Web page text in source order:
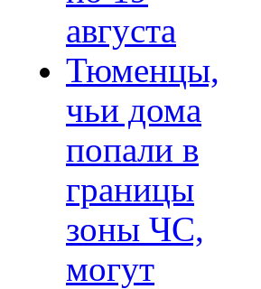
августа
Тюменцы,
чьи дома
попали в
границы
зоны ЧС,
могут